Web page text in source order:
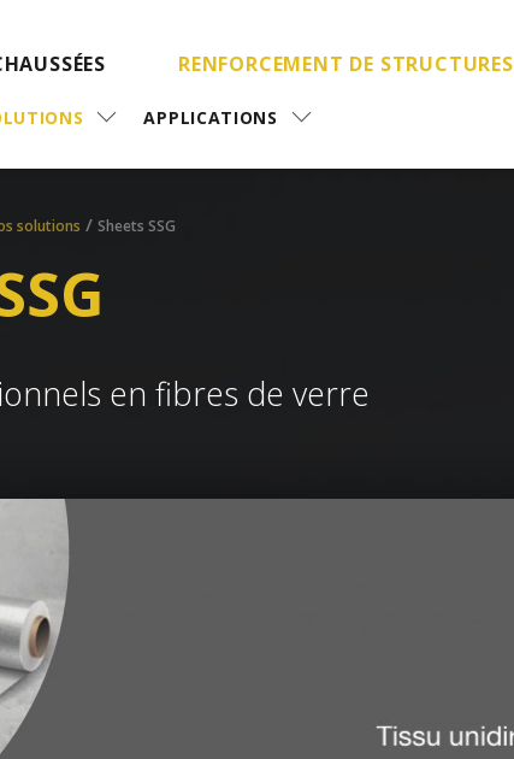
RENFORCEMENT DE STRUCTURES
APPLICATIONS
solutions / Sheets SSG
en fibres de verre